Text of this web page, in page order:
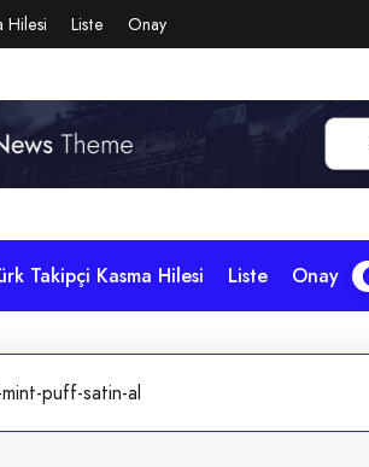
Hilesi Liste Onay
Takipçi Kasma Hilesi Liste Onay
puff-satin-al